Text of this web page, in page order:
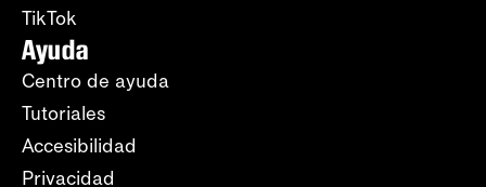
TikTok
Ayuda
Centro de ayuda
Tutoriales
Accesibilidad
Privacidad